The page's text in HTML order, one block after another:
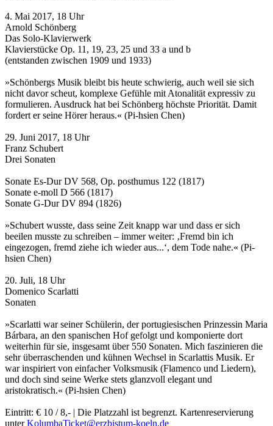
4. Mai 2017, 18 Uhr
Arnold Schönberg
Das Solo-Klavierwerk
Klavierstücke Op. 11, 19, 23, 25 und 33 a und b
(entstanden zwischen 1909 und 1933)
»Schönbergs Musik bleibt bis heute schwierig, auch weil sie sich
nicht davor scheut, komplexe Gefühle mit Atonalität expressiv zu
formulieren. Ausdruck hat bei Schönberg höchste Priorität. Damit
fordert er seine Hörer heraus.« (Pi-hsien Chen)
29. Juni 2017, 18 Uhr
Franz Schubert
Drei Sonaten
Sonate Es-Dur DV 568, Op. posthumus 122 (1817)
Sonate e-moll D 566 (1817)
Sonate G-Dur DV 894 (1826)
»Schubert wusste, dass seine Zeit knapp war und dass er sich
beeilen musste zu schreiben – immer weiter: ‚Fremd bin ich
eingezogen, fremd ziehe ich wieder aus...‘, dem Tode nahe.« (Pi-
hsien Chen)
20. Juli, 18 Uhr
Domenico Scarlatti
Sonaten
»Scarlatti war seiner Schülerin, der portugiesischen Prinzessin Maria
Bárbara, an den spanischen Hof gefolgt und komponierte dort
weiterhin für sie, insgesamt über 550 Sonaten. Mich faszinieren die
sehr überraschenden und kühnen Wechsel in Scarlattis Musik. Er
war inspiriert von einfacher Volksmusik (Flamenco und Liedern),
und doch sind seine Werke stets glanzvoll elegant und
aristokratisch.« (Pi-hsien Chen)
Eintritt: € 10 / 8,- | Die Platzzahl ist begrenzt. Kartenreservierung
unterKolumbaTicket@erzbistum-koeln.de